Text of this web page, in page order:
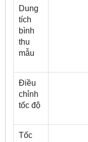
Dung
tích
bình
thu
mẫu
Điều
chỉnh
tốc độ
Tốc